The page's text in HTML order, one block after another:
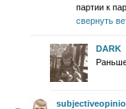
партии к
свернуть
DARK